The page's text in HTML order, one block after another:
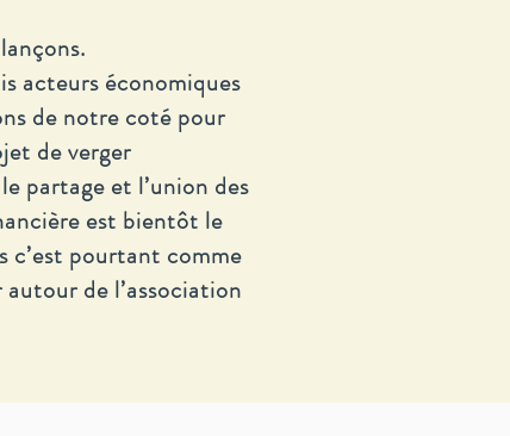
acteurs économiques
de notre coté pour
de verger
partage et l’union des
est bientôt le
c’est pourtant comme
de l’association